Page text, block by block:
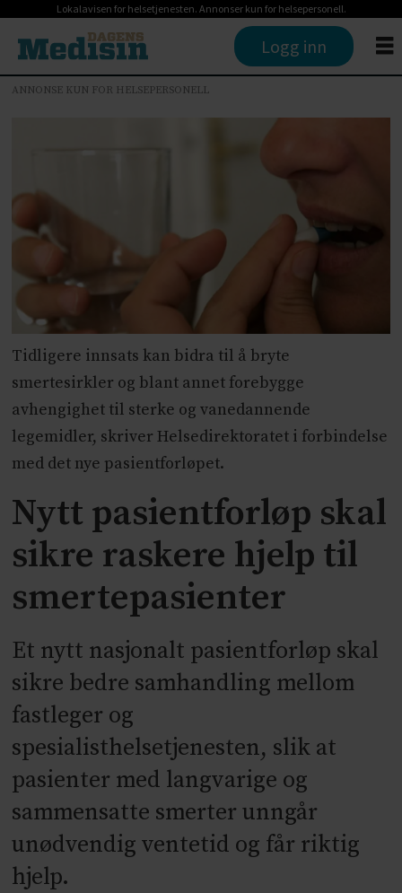
Lokalavisen for helsetjenesten. Annonser kun for helsepersonell.
Logg inn
ANNONSE KUN FOR HELSEPERSONELL
Tidligere innsats kan bidra til å bryte
smertesirkler og blant annet forebygge
avhengighet til sterke og vanedannende
legemidler, skriver Helsedirektoratet i forbindelse
med det nye pasientforløpet.
Nytt pasientforløp skal
sikre raskere hjelp til
smertepasienter
Et nytt nasjonalt pasientforløp skal
sikre bedre samhandling mellom
fastleger og
spesialisthelsetjenesten, slik at
pasienter med langvarige og
sammensatte smerter unngår
unødvendig ventetid og får riktig
hjelp.